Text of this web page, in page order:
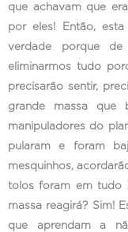
que achavam que
por eles! Então,
verdade porque
eliminarmos tudo
precisarão sentir,
grande massa que
manipuladores do
pularam e foram
mesquinhos,
tolos foram em tudo
massa reagirá? Sim!
que aprendam a